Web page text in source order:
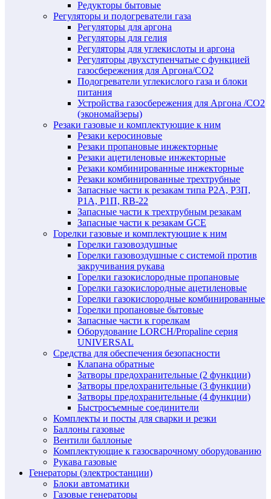
Редукторы бытовые
Регуляторы и подогреватели газа
Регуляторы для аргона
Регуляторы для гелия
Регуляторы для углекислоты и аргона
Регуляторы двухступенчатые c функцией
газосбережения для Аргона/СО2
Подогреватели углекислого газа и блоки
питания
Устройства газосбережения для Аргона /СО2
(экономайзеры)
Резаки газовые и комплектующие к ним
Резаки керосиновые
Резаки пропановые инжекторные
Резаки ацетиленовые инжекторные
Резаки комбинированные инжекторные
Резаки комбинированные трехтрубные
Запасные части к резакам типа Р2А, Р3П,
Р1А, Р1П, RB-22
Запасные части к трехтрубным резакам
Запасные части к резакам GCE
Горелки газовые и комплектующие к ним
Горелки газовоздушные
Горелки газовоздушные с системой против
закручивания рукава
Горелки газокислородные пропановые
Горелки газокислородные ацетиленовые
Горелки газокислородные комбинированные
Горелки пропановые бытовые
Запасные части к горелкам
Оборудование LORCH/Propaline серия
UNIVERSAL
Средства для обеспечения безопасности
Клапана обратные
Затворы предохранительные (2 функции)
Затворы предохранительные (3 функции)
Затворы предохранительные (4 функции)
Быстросъемные соединители
Комплекты и посты для сварки и резки
Баллоны газовые
Вентили баллоные
Комплектующие к газосварочному оборудованию
Рукава газовые
Генераторы (электростанции)
Блоки автоматики
Газовые генераторы